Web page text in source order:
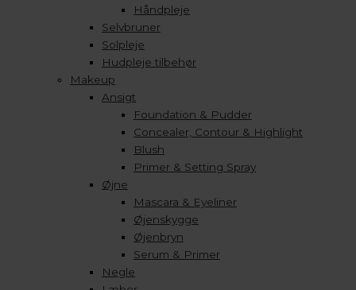
Håndpleje
Selvbruner
Solpleje
Hudpleje tilbehør
Makeup
Ansigt
Foundation & Pudder
Concealer, Contour & Highlight
Blush
Primer & Setting Spray
Øjne
Mascara & Eyeliner
Øjenskygge
Øjenbryn
Serum & Primer
Negle